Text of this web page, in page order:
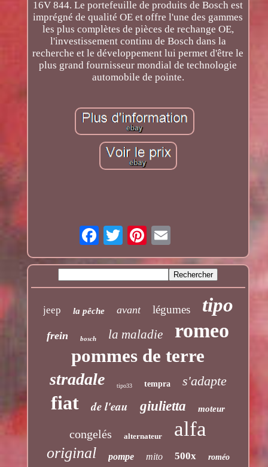
16V 844. Le portefeuille de produits de Bosch est
imprégné de qualité OE et offre l'une des gammes
les plus complètes de pièces de rechange OE,
l'investissement continu de Bosch dans la
recherche et le développement lui permet d'être le
plus grand fournisseur mondial de technologie
automobile de pointe.
jeep la pêche avant légumes tipo
frein bosch la maladie romeo
pommes de terre
stradale tipo33 tempra s'adapte
fiat de l'eau giulietta moteur
congelés alternateur alfa
original pompe mito 500x roméo